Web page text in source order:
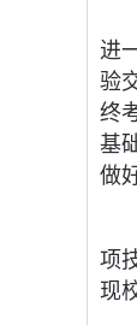
进
验
终
基
做
项
现